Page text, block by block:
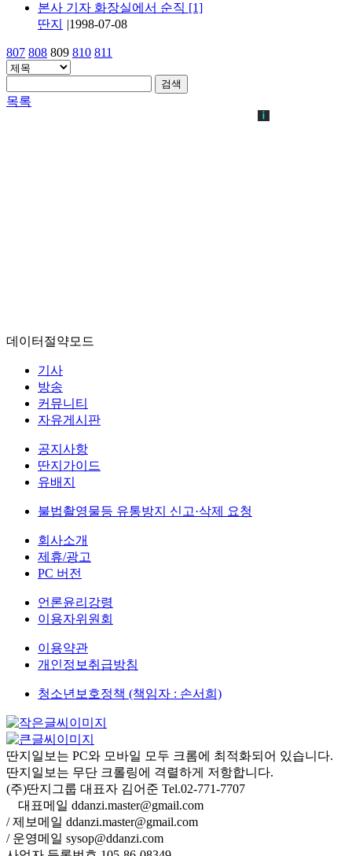
본사 기자 화장실에서 순직 [1]
딴지
|1998-07-08
807 808 809 810 811
검색
목록
데이터절약모드
기사
방송
커뮤니티
자유게시판
공지사항
딴지가이드
유배지
불법촬영물등 유통방지 신고·삭제 요청
회사소개
제휴/광고
PC 버전
언론윤리강령
이용자위원회
이용약관
개인정보취급방침
청소년보호정책 (책임자 : 손서희)
딴지일보는 PC와 모바일 모두 크롬에 최적화되어 있습니다.
딴지일보는 무단 크롤링에 격렬하게 저항합니다.
(주)딴지그룹 대표자 김어준 Tel.02-771-7707
대표메일 ddanzi.master@gmail.com
/ 제보메일 ddanzi.master@gmail.com
/ 운영메일 sysop@ddanzi.com